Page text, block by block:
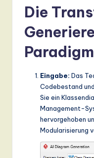
Die
Paradigm
Eingabe: Das
Codebestand
Sie ein
Management-
hervorgehoben
Modularisierung